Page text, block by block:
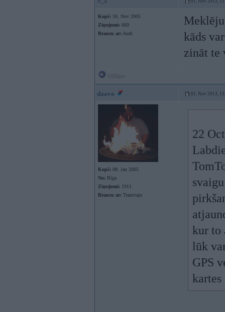
01. Nov 2013,
Kopš: 16. Nov 2005
Ziņojumi: 669
Braucu ar: Audi
kāds
zināt te
daavo 01. Nov 2013,
Kopš: 08. Jan 2005
No: Rīga
Ziņojumi: 1911
Braucu ar: Tramvaju
22
kur to
lūk
GPS